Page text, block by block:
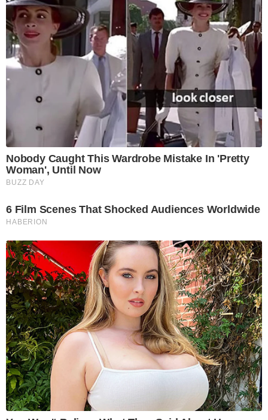
Nobody Caught This Wardrobe Mistake In 'Pretty
Woman', Until Now
BUZZ DAY
6 Film Scenes That Shocked Audiences Worldwide
HABERION